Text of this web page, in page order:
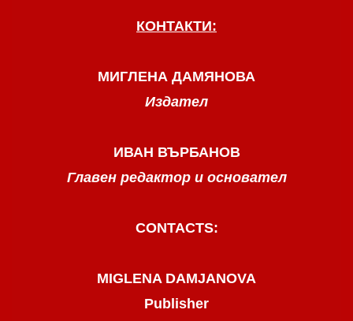
КОНТАКТИ:
МИГЛЕНА ДАМЯНОВА
Издател
ИВАН ВЪРБАНОВ
Главен редактор и основател
CONTACTS:
MIGLENA DAMJANOVA
Publisher